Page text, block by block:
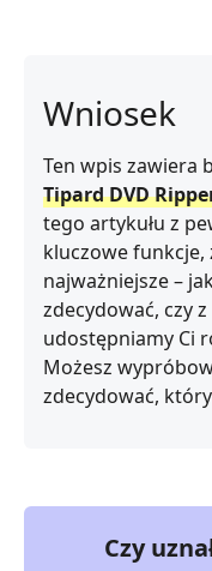
Wniosek
Ten wpis zawiera
Tipard DVD
tego artykułu z
kluczowe funkcje,
najważniejsze –
zdecydować, czy
udostępniamy Ci
Możesz
zdecydować,
Czy